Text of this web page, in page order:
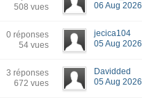
508 vues
06 Aug 2026
0 réponses
54 vues
jecica104
05 Aug 2026
3 réponses
672 vues
Davidded
05 Aug 2026